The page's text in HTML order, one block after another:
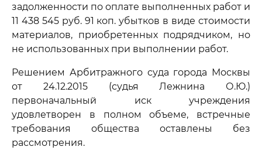
задолженности по оплате выполненных работ и
11 438 545 руб. 91 коп. убытков в виде стоимости
материалов, приобретенных подрядчиком, но
не использованных при выполнении работ.
Решением Арбитражного суда города Москвы
от 24.12.2015 (судья Лежнина О.Ю.)
первоначальный иск учреждения
удовлетворен в полном объеме, встречные
требования общества оставлены без
рассмотрения.